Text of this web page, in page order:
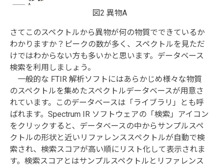
図2 異物A
さてこのスペクトルから異物が何の物質でできているか
わかりますか？ピークの数が多く、スペクトルを見ただ
けではわからない方も多いかと思います。データベース
検索を利用しましょう。
一般的な FTIR 解析ソフトにはあらかじめ様々な物質
のスペクトルを集めたスペクトルデータベースが用意さ
れています。このデータベースは「ライブラリ」とも呼
ばれます。Spectrum IR ソフトウェアの「検索」アイコン
をクリックすると、データベースの中からサンプルスペ
クトルの形状と近いリファレンススペクトルが自動で検
索され、検索スコアが高い順にリスト化して表示されま
す。検索スコアとはサンプルスペクトルとリファレンス